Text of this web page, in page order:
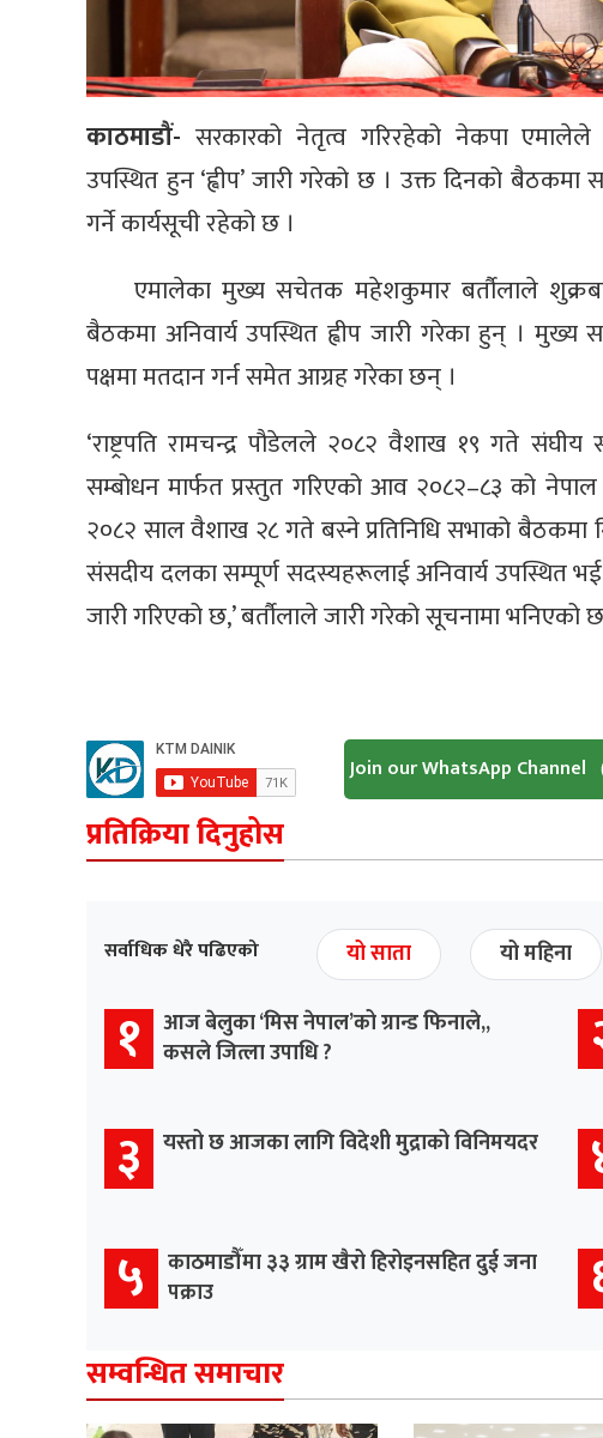
काठमाडौं- सरकारको नेतृत्व गरिरहेको नेकपा एमालेले
उपस्थित हुन ‘ह्वीप’ जारी गरेको छ । उक्त दिनको बैठकमा
गर्ने कार्यसूची रहेको छ ।
एमालेका मुख्य सचेतक महेशकुमार बर्तौलाले
बैठकमा अनिवार्य उपस्थित ह्वीप जारी गरेका हुन् ।
पक्षमा मतदान गर्न समेत आग्रह गरेका छन् ।
‘राष्ट्रपति रामचन्द्र पौडेलले २०८२ वैशाख १९ गते
सम्बोधन मार्फत प्रस्तुत गरिएको आव २०८२–८३ को नेपाल
२०८२ साल वैशाख २८ गते बस्ने प्रतिनिधि सभाको बैठकमा
संसदीय दलका सम्पूर्ण सदस्यहरूलाई अनिवार्य उपस्थित भई
जारी गरिएको छ,’ बर्तौलाले जारी गरेको सूचनामा भनिएको
Join our WhatsApp Channel
प्रतिक्रिया दिनुहोस
सर्वाधिक धेरै पढिएको यो साता यो महिना
१
आज बेलुका ‘मिस नेपाल’को ग्रान्ड फिनाले,,
कसले जित्ला उपाधि ?
३ यस्तो छ आजका लागि विदेशी मुद्राको विनिमयदर
५
काठमाडौँमा ३३ ग्राम खैरो हिरोइनसहित दुई जना
पक्राउ
सम्वन्धित समाचार